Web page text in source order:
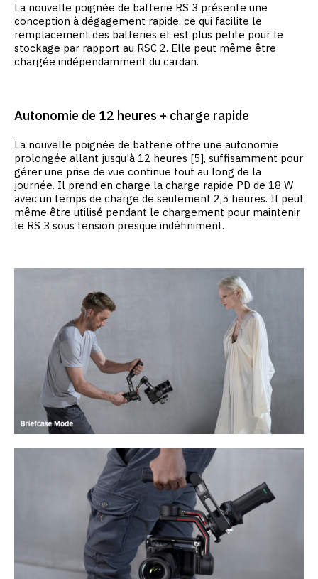
La nouvelle poignée de batterie RS 3 présente une
conception à dégagement rapide, ce qui facilite le
remplacement des batteries et est plus petite pour le
stockage par rapport au RSC 2. Elle peut même être
chargée indépendamment du cardan.
Autonomie de 12 heures + charge rapide
La nouvelle poignée de batterie offre une autonomie
prolongée allant jusqu'à 12 heures [5], suffisamment pour
gérer une prise de vue continue tout au long de la
journée. Il prend en charge la charge rapide PD de 18 W
avec un temps de charge de seulement 2,5 heures. Il peut
même être utilisé pendant le chargement pour maintenir
le RS 3 sous tension presque indéfiniment.